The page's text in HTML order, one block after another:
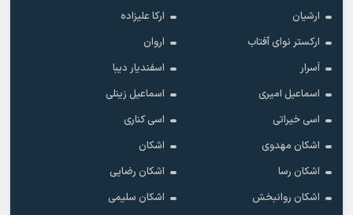
ارشیان
ارکا علیزاده
ارکستر نوای آفتاب
اروان
اَسرار
اسفندیار دیبا
اسماعیل امیری
اسماعیل زینلی
اسی خیراتی
اسی کناری
اشکان مهدوى
اشکان
اشکان رسا
اشکان رضایی
اشکان روانبخش
اشکان سلیمی